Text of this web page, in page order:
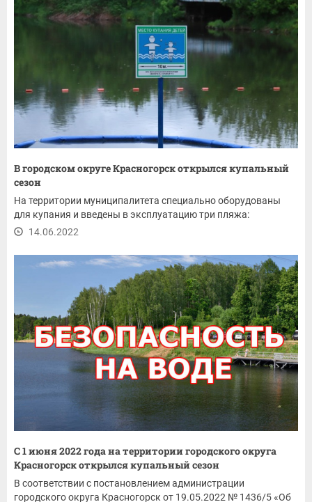
В городском округе Красногорск открылся купальный
сезон
На территории муниципалитета специально оборудованы
для купания и введены в эксплуатацию три пляжа:
14.06.2022
С 1 июня 2022 года на территории городского округа
Красногорск открылся купальный сезон
В соответствии с постановлением администрации
городского округа Красногорск от 19.05.2022 № 1436/5 «Об